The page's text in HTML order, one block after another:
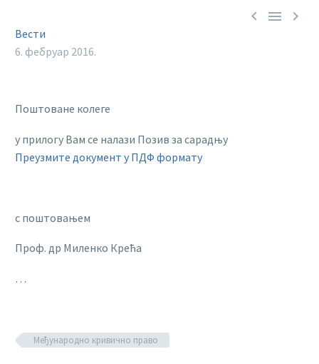
  
Вести
6. фебруар 2016.
Поштоване колеге
у прилогу Вам се налази Позив за сарадњу
Преузмите документ у ПДФ формату
с поштовањем
Проф. др Миленко Крећа
…
Међународно кривично право